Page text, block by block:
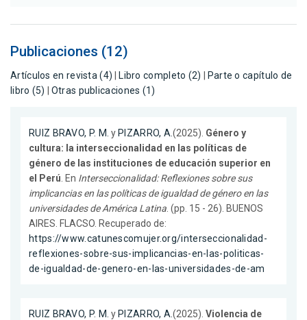
Publicaciones (12)
Artículos en revista (4) Libro completo (2)
Parte o capítulo de
libro (5)
Otras publicaciones (1)
RUIZ BRAVO, P. M. y PIZARRO, A.(2025). Género y
cultura: la interseccionalidad en las políticas de
género de las instituciones de educación superior en
el Perú . En Interseccionalidad: Reflexiones sobre sus
implicancias en las políticas de igualdad de género en las
universidades de América Latina . (pp. 15 - 26). BUENOS
AIRES. FLACSO. Recuperado de:
https://www.catunescomujer.org/interseccionalidad-
reflexiones-sobre-sus-implicancias-en-las-politicas-
de-igualdad-de-genero-en-las-universidades-de-am
RUIZ BRAVO, P. M. y PIZARRO, A.(2025).Violencia de